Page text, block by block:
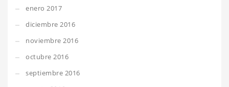
enero 2017
diciembre 2016
noviembre 2016
octubre 2016
septiembre 2016